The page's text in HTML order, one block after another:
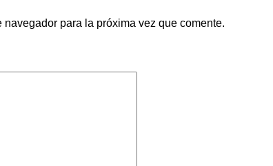
para la próxima vez que comente.